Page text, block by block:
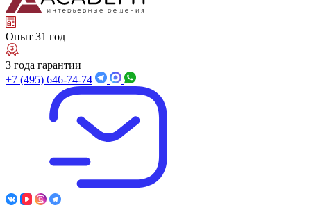
Опыт 31 год
3 года гарантии
+7 (495) 646-74-74